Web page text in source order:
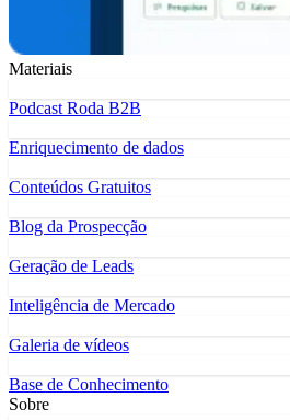
Materiais
Podcast Roda B2B
Enriquecimento de dados
Conteúdos Gratuitos
Blog da Prospecção
Geração de Leads
Inteligência de Mercado
Galeria de vídeos
Base de Conhecimento
Sobre